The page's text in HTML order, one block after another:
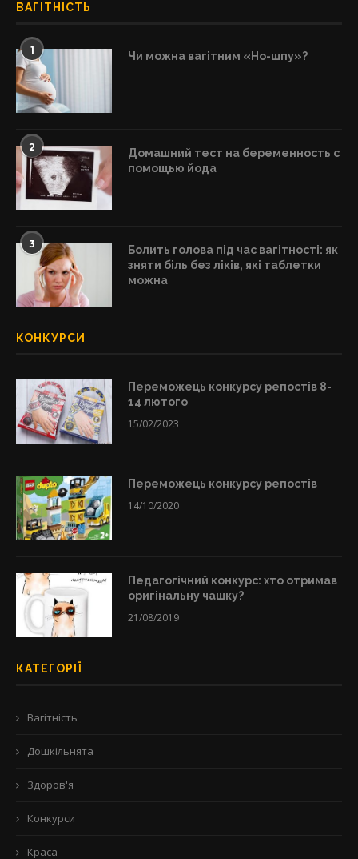
ВАГІТНІСТЬ
1 Чи можна вагітним «Но-шпу»?
2
Домашний тест на беременность с
помощью йода
3
Болить голова під час вагітності: як
зняти біль без ліків, які таблетки
можна
КОНКУРСИ
Переможець конкурсу репостів 8-
14 лютого
15/02/2023
Переможець конкурсу репостів
14/10/2020
Педагогічний конкурс: хто отримав
оригінальну чашку?
21/08/2019
КАТЕГОРІЇ
Вагітність
Дошкільнята
Здоров'я
Конкурси
Краса